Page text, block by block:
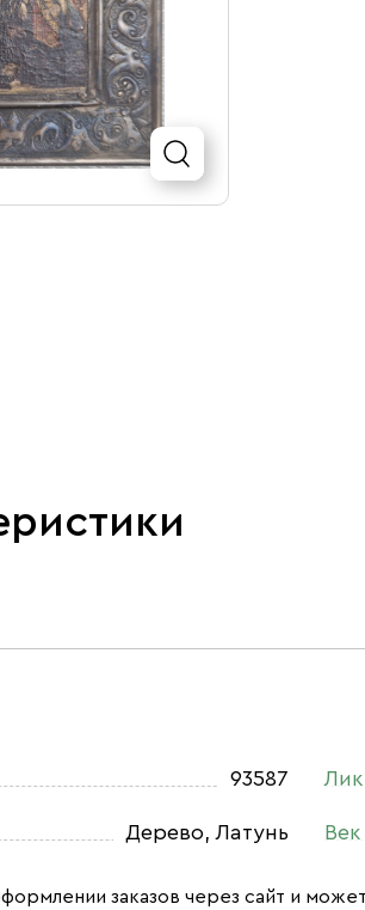
93587
Дерево, Латунь
заказов через сайт и